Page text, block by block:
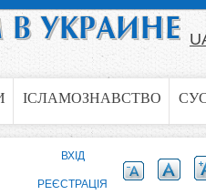
ІСЛАМОЗНАВСТВО
ВХІД
РЕЄСТРАЦІЯ